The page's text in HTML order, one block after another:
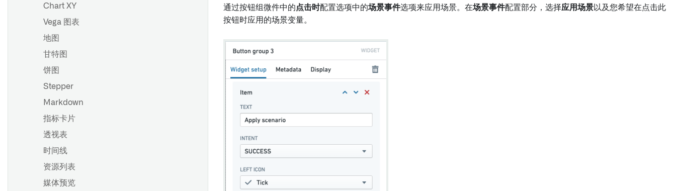
Chart XY
Vega 图表
地图
甘特图
饼图
Stepper
Markdown
指标卡片
透视表
时间线
资源列表
媒体预览
通过按钮组微件中的点击时配置选项中的场景事件选项来应用场景。在场景事件配置部分，选择应用场景以及您希望在点击此
按钮时应用的场景变量。